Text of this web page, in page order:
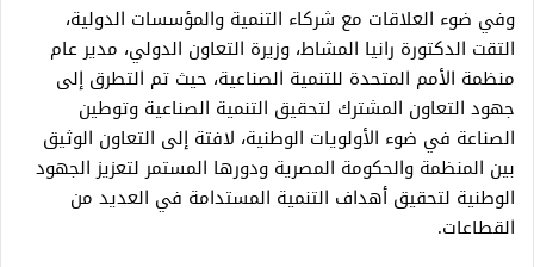
وفي ضوء العلاقات مع شركاء التنمية والمؤسسات الدولية،
التقت الدكتورة رانيا المشاط، وزيرة التعاون الدولي، مدير عام
منظمة الأمم المتحدة للتنمية الصناعية، حيث تم التطرق إلى
جهود التعاون المشترك لتحقيق التنمية الصناعية وتوطين
الصناعة في ضوء الأولويات الوطنية، لافتة إلى التعاون الوثيق
بين المنظمة والحكومة المصرية ودورها المستمر لتعزيز الجهود
الوطنية لتحقيق أهداف التنمية المستدامة في العديد من
القطاعات.